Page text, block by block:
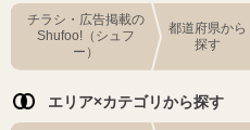
チラシ・広告掲載の
Shufoo!（シュフ
ー）
都道府県から
探す
エリア×カテゴリから探す